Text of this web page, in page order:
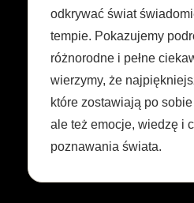
odkrywać świat
tempie. Pokazujemy
różnorodne i pełne
wierzymy, że
które zostawiają po
ale też emocje, wiedzę i
poznawania świata.